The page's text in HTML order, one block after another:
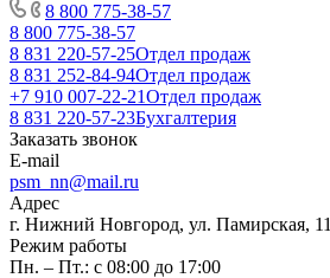
8 800 775-38-57
8 800 775-38-57
8 831 220-57-25Отдел продаж
8 831 252-84-94Отдел продаж
+7 910 007-22-21Отдел продаж
8 831 220-57-23Бухгалтерия
Заказать звонок
E-mail
psm_nn@mail.ru
Адрес
г. Нижний Новгород, ул. Памирская, 11
Режим работы
Пн. – Пт.: с 08:00 до 17:00